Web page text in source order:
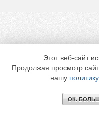
Этот веб-сайт
Продолжая просмотр
нашу
ОК.